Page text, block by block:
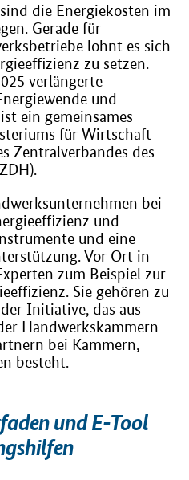
die Energiekosten im
Gerade für
lohnt es sich
zu setzen.
verlängerte
und
ein gemeinsames
für Wirtschaft
Zentralverbandes des
bei
und
und eine
Vor Ort in
zum Beispiel zur
Sie gehören zu
Initiative, das aus
Handwerkskammern
bei Kammern,
besteht.
und E-Tool